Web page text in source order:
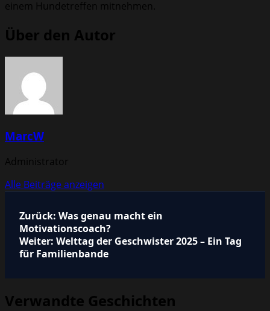
einem Hundetreffen mitnehmen.
Über den Autor
MarcW
Administrator
Alle Beiträge anzeigen
Beitragsnavigation
Zurück: Was genau macht ein
Motivationscoach?
Weiter: Welttag der Geschwister 2025 – Ein Tag
für Familienbande
Verwandte Geschichten